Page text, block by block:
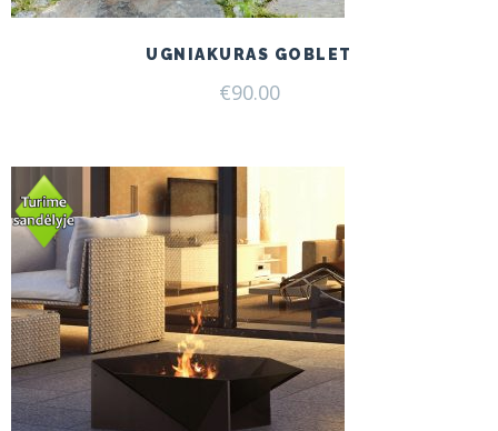
UGNIAKURAS GOBLET
€90.00